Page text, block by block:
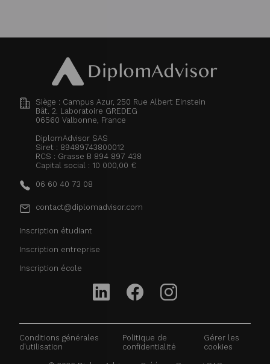
Siège : Campus Azur, 250 Rue Albert Einstein
Bât. 2. Laboratoire GREDEG
06560 Valbonne, France
DiplomAdvisor SAS
Siret : 89489743800012
RCS : Grasse B 894 897 438
Capital social : 10 000,00 €
06 60 40 73 08
contact@diplomadvisor.com
Inscription étudiant
Inscription entreprise
Inscription école
Conditions générales
d'utilisation
Politique de
confidentialité
Gérer les
cookies